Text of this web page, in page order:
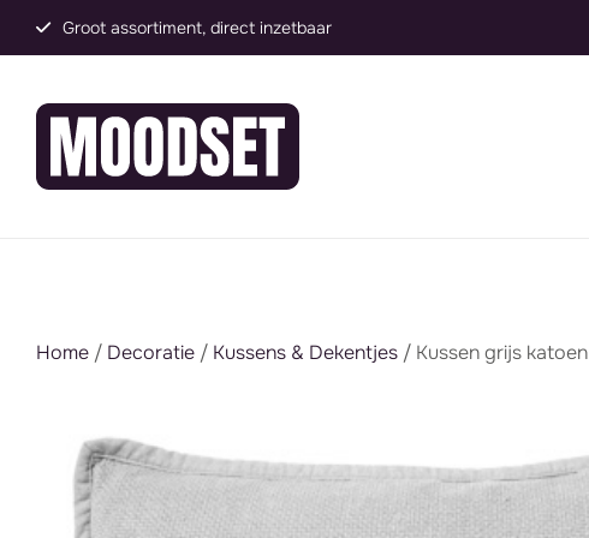
Groot assortiment, direct inzetbaar
Home / Decoratie / Kussens & Dekentjes / Kussen grijs katoen